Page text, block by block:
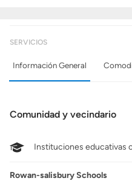
SERVICIOS
Información General
Comunidad y vecindario
Instituciones educativas
Rowan-salisbury Schools